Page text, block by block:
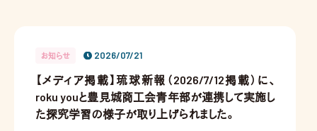
お知らせ 2026/07/21
【メディア掲載】琉球新報（2026/7/12掲載）に、
roku youと豊見城商工会青年部が連携して実施し
た探究学習の様子が取り上げられました。